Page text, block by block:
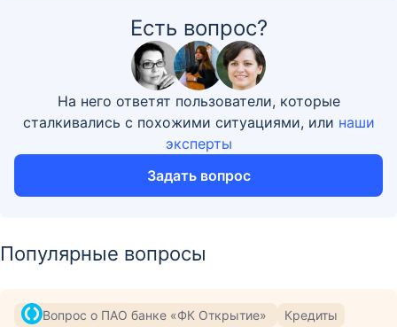
Есть вопрос?
На него ответят пользователи, которые
сталкивались с похожими ситуациями, или наши
эксперты
Задать вопрос
Популярные вопросы
Вопрос о ПАО банке «ФК Открытие» Кредиты